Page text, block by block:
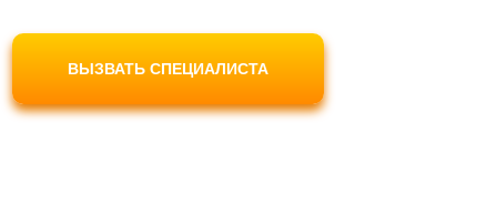
ВЫЗВАТЬ СПЕЦИАЛИСТА